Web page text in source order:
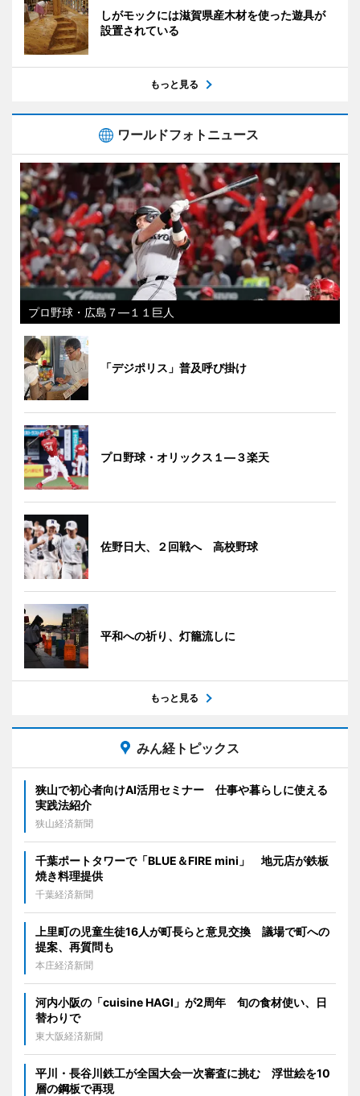
しがモックには滋賀県産木材を使った遊具が
設置されている
もっと見る
ワールドフォトニュース
プロ野球・広島７―１１巨人
「デジポリス」普及呼び掛け
プロ野球・オリックス１―３楽天
佐野日大、２回戦へ 高校野球
平和への祈り、灯籠流しに
もっと見る
みん経トピックス
狭山で初心者向けAI活用セミナー 仕事や暮らしに使える
実践法紹介
狭山経済新聞
千葉ポートタワーで「BLUE＆FIRE mini」 地元店が鉄板
焼き料理提供
千葉経済新聞
上里町の児童生徒16人が町長らと意見交換 議場で町への
提案、再質問も
本庄経済新聞
河内小阪の「cuisine HAGI」が2周年 旬の食材使い、日
替わりで
東大阪経済新聞
平川・長谷川鉄工が全国大会一次審査に挑む 浮世絵を10
層の鋼板で再現